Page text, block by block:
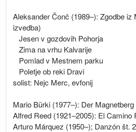
Aleksander Čonč (1989–): Zgodbe iz
izvedba)
Jesen v gozdovih Pohorja
Zima na vrhu Kalvarije
Pomlad v Mestnem parku
Poletje ob reki Dravi
solist: Nejc Merc, evfonij
Mario Bürki (1977–): Der Magnetberg
Alfred Reed (1921–2005): El Camino
Arturo Márquez (1950–); Danzón št. 2